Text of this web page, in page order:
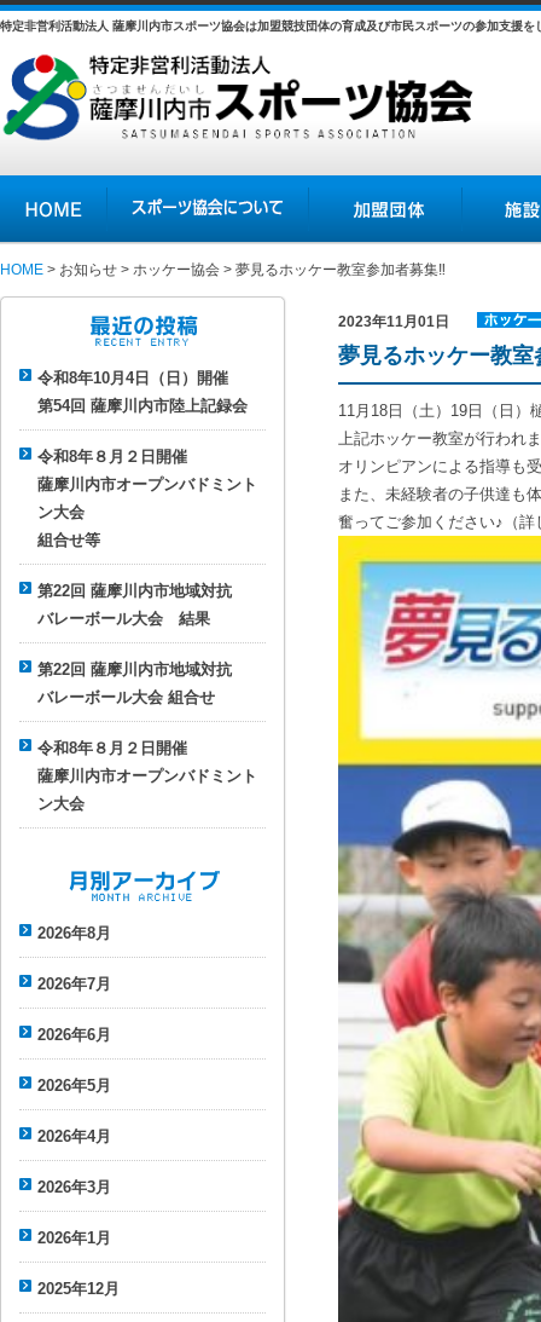
特定非営利活動法人 薩摩川内市スポーツ協会は加盟競技団体の育成及び市民スポーツの参加支援を
スポーツ協会について 加盟団体
HOME > お知らせ > ホッケー協会 > 夢見るホッケー教室参加者募集‼
令和8年10月4日（日）開催
第54回 薩摩川内市陸上記録会
令和8年８月２日開催
薩摩川内市オープンバドミント
ン大会
組合せ等
第22回 薩摩川内市地域対抗
バレーボール大会 結果
第22回 薩摩川内市地域対抗
バレーボール大会 組合せ
令和8年８月２日開催
薩摩川内市オープンバドミント
ン大会
2026年8月
2026年7月
2026年6月
2026年5月
2026年4月
2026年3月
2026年1月
2025年12月
2023年11月01日
ホッケー
協会
夢見るホッケー教
11月18日（土）19日（日）
上記ホッケー教室が行われ
オリンピアンによる指導も
また、未経験者の子供達も
奮ってご参加ください♪（